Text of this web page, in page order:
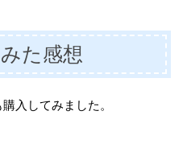
た感想
入してみました。